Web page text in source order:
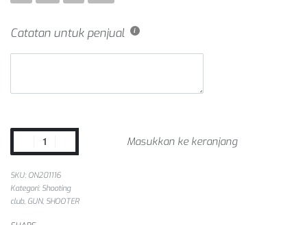
Catatan untuk penjual
Masukkan ke keranjang
SKU: ON201116
Kategori: Shooting
club, GUN, SHOOTER